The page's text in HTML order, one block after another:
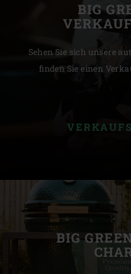
BIG
Sehen Sie sich unsere
finden Sie einen
BIG